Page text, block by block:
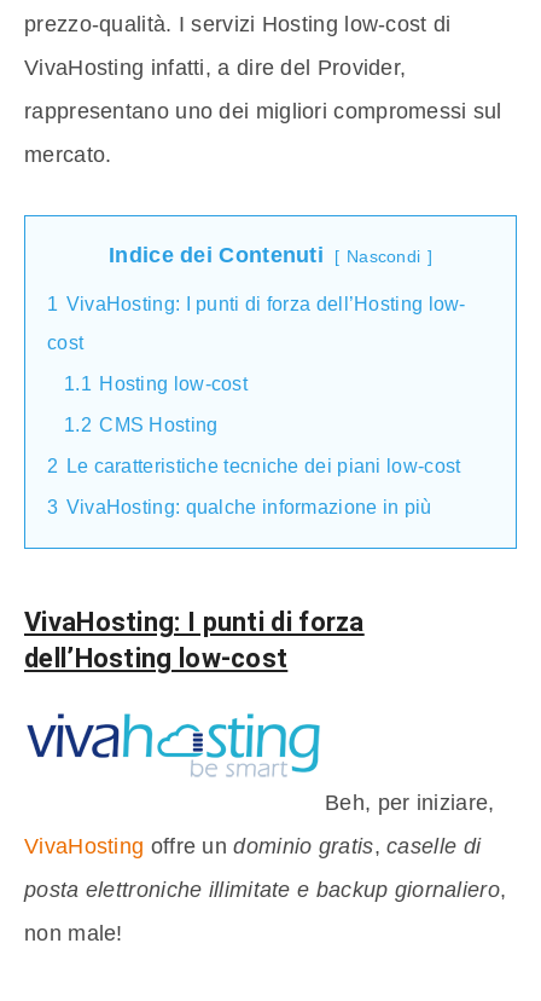
prezzo-qualità. I servizi Hosting low-cost di
VivaHosting infatti, a dire del Provider,
rappresentano uno dei migliori compromessi sul
mercato.
Indice dei Contenuti Nascondi
1 VivaHosting: I punti di forza dell’Hosting low-
cost
1.1 Hosting low-cost
1.2 CMS Hosting
2 Le caratteristiche tecniche dei piani low-cost
3 VivaHosting: qualche informazione in più
VivaHosting: I punti di forza
dell’Hosting low-cost
Beh, per iniziare,
VivaHosting offre undominio gratis,caselle di
posta elettroniche illimitate e backup giornaliero,
non male!